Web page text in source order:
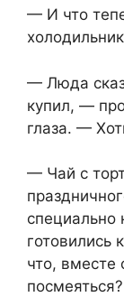
— И что
— Люда
купил, —
глаза. —
— Чай с
специально
готовились
что, вместе